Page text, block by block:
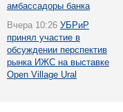
амбассадоры банка
Вчера 10:26 УБРиР
принял участие в
обсуждении перспектив
рынка ИЖС на выставке
Open Village Ural